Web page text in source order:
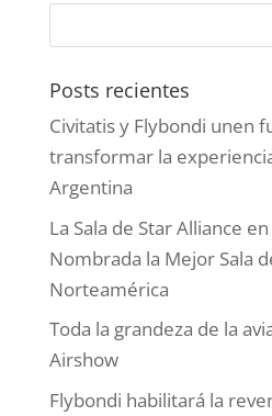
Posts recientes
Civitatis y Flybondi unen
transformar la
Argentina
La Sala de Star Alliance
Nombrada la Mejor Sala
Norteamérica
Toda la grandeza de la
Airshow
Flybondi habilitará la